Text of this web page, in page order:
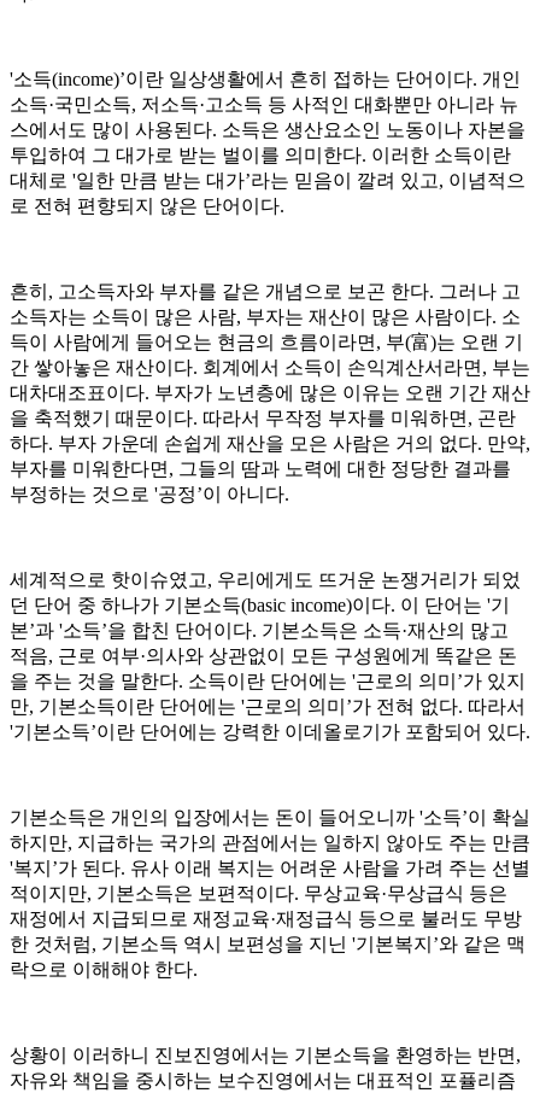
'소득(income)’이란 일상생활에서 흔히 접하는 단어이다. 개인
소득·국민소득, 저소득·고소득 등 사적인 대화뿐만 아니라 뉴
스에서도 많이 사용된다. 소득은 생산요소인 노동이나 자본을
투입하여 그 대가로 받는 벌이를 의미한다. 이러한 소득이란
대체로 '일한 만큼 받는 대가’라는 믿음이 깔려 있고, 이념적으
로 전혀 편향되지 않은 단어이다.
흔히, 고소득자와 부자를 같은 개념으로 보곤 한다. 그러나 고
소득자는 소득이 많은 사람, 부자는 재산이 많은 사람이다. 소
득이 사람에게 들어오는 현금의 흐름이라면, 부(富)는 오랜 기
간 쌓아놓은 재산이다. 회계에서 소득이 손익계산서라면, 부는
대차대조표이다. 부자가 노년층에 많은 이유는 오랜 기간 재산
을 축적했기 때문이다. 따라서 무작정 부자를 미워하면, 곤란
하다. 부자 가운데 손쉽게 재산을 모은 사람은 거의 없다. 만약,
부자를 미워한다면, 그들의 땀과 노력에 대한 정당한 결과를
부정하는 것으로 '공정’이 아니다.
세계적으로 핫이슈였고, 우리에게도 뜨거운 논쟁거리가 되었
던 단어 중 하나가 기본소득(basic income)이다. 이 단어는 '기
본’과 '소득’을 합친 단어이다. 기본소득은 소득·재산의 많고
적음, 근로 여부·의사와 상관없이 모든 구성원에게 똑같은 돈
을 주는 것을 말한다. 소득이란 단어에는 '근로의 의미’가 있지
만, 기본소득이란 단어에는 '근로의 의미’가 전혀 없다. 따라서
'기본소득’이란 단어에는 강력한 이데올로기가 포함되어 있다.
기본소득은 개인의 입장에서는 돈이 들어오니까 '소득’이 확실
하지만, 지급하는 국가의 관점에서는 일하지 않아도 주는 만큼
'복지’가 된다. 유사 이래 복지는 어려운 사람을 가려 주는 선별
적이지만, 기본소득은 보편적이다. 무상교육·무상급식 등은
재정에서 지급되므로 재정교육·재정급식 등으로 불러도 무방
한 것처럼, 기본소득 역시 보편성을 지닌 '기본복지’와 같은 맥
락으로 이해해야 한다.
상황이 이러하니 진보진영에서는 기본소득을 환영하는 반면,
자유와 책임을 중시하는 보수진영에서는 대표적인 포퓰리즘